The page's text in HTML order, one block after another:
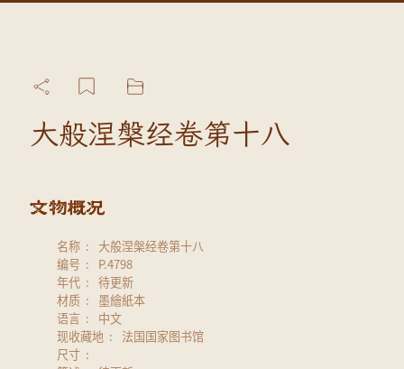
大般涅槃经卷第十八
名称
大般涅槃经卷第十八
编号
P.4798
年代
待更新
材质
墨繪紙本
语言
中文
现收藏地
法国国家图书馆
尺寸